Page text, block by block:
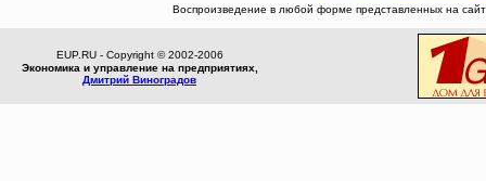
Воспроизведение в любой форме представленных на
EUP.RU - Copyright © 2002-2006
Экономика и управление на предприятиях,
Дмитрий Виноградов